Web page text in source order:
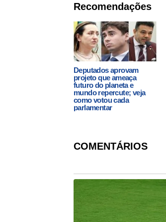
Recomendações
Deputados aprovam
projeto que ameaça
futuro do planeta e
mundo repercute; veja
como votou cada
parlamentar
COMENTÁRIOS